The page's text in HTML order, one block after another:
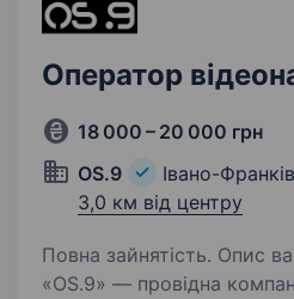
Оператор
18 000 – 20 000 грн
OS.9
Івано-
3,0 км від центру
Повна зайнятість. Опис вакансіїКомпанія
«OS.9» — провідна